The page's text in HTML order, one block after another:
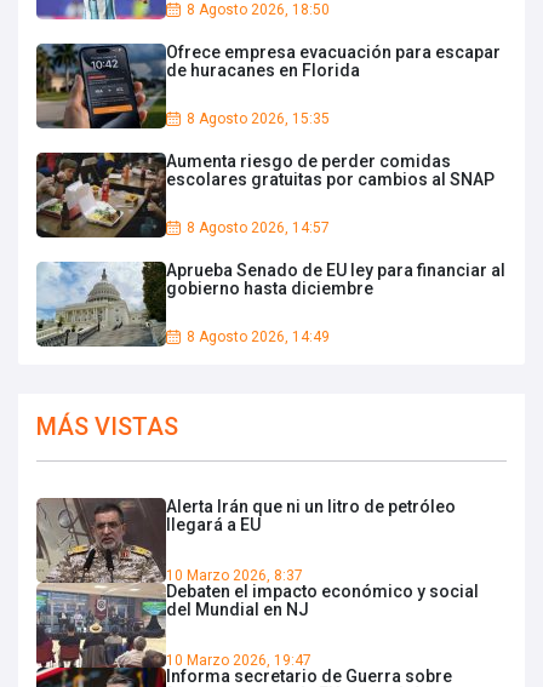
8 Agosto 2026, 18:50
Ofrece empresa evacuación para escapar
de huracanes en Florida
8 Agosto 2026, 15:35
Aumenta riesgo de perder comidas
escolares gratuitas por cambios al SNAP
8 Agosto 2026, 14:57
Aprueba Senado de EU ley para financiar al
gobierno hasta diciembre
8 Agosto 2026, 14:49
MÁS VISTAS
Alerta Irán que ni un litro de petróleo
llegará a EU
10 Marzo 2026, 8:37
Debaten el impacto económico y social
del Mundial en NJ
10 Marzo 2026, 19:47
Informa secretario de Guerra sobre